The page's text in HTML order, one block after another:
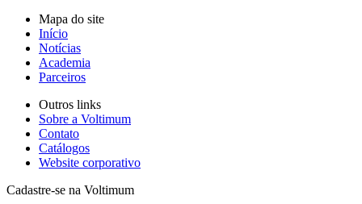
Mapa do site
Início
Notícias
Academia
Parceiros
Outros links
Sobre a Voltimum
Contato
Catálogos
Website corporativo
Cadastre-se na Voltimum